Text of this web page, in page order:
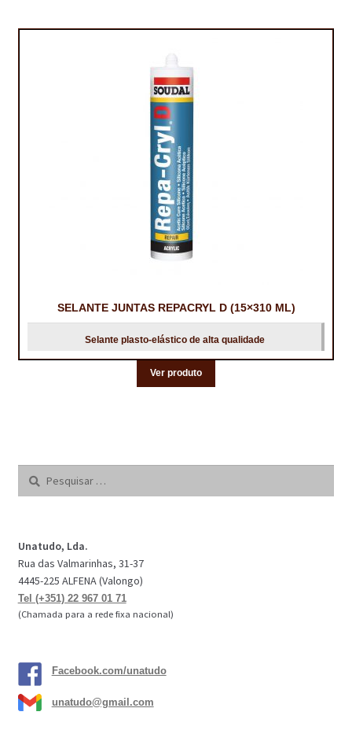
SELANTE JUNTAS REPACRYL D (15×310 ML)
Selante plasto-elástico de alta qualidade
Ver produto
Pesquisar
Unatudo, Lda.
Rua das Valmarinhas, 31-37
4445-225 ALFENA (Valongo)
Tel (+351) 22 967 01 71
(Chamada para a rede fixa nacional)
Facebook.com/unatudo
unatudo@gmail.com